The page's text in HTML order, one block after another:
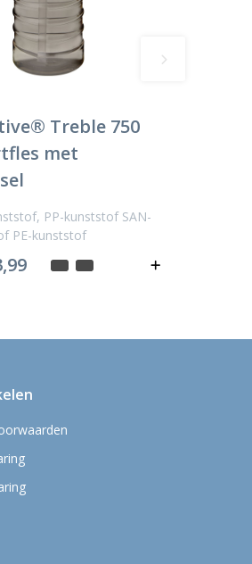
Treble 750
met
PP-kunststof SAN-
PE-kunststof